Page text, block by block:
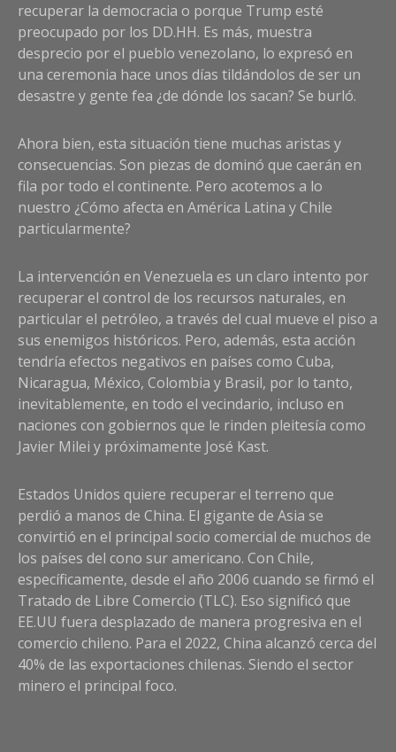
recuperar la democracia o porque Trump esté
preocupado por los DD.HH. Es más, muestra
desprecio por el pueblo venezolano, lo expresó en
una ceremonia hace unos días tildándolos de ser un
desastre y gente fea ¿de dónde los sacan? Se burló.
Ahora bien, esta situación tiene muchas aristas y
consecuencias. Son piezas de dominó que caerán en
fila por todo el continente. Pero acotemos a lo
nuestro ¿Cómo afecta en América Latina y Chile
particularmente?
La intervención en Venezuela es un claro intento por
recuperar el control de los recursos naturales, en
particular el petróleo, a través del cual mueve el piso a
sus enemigos históricos. Pero, además, esta acción
tendría efectos negativos en países como Cuba,
Nicaragua, México, Colombia y Brasil, por lo tanto,
inevitablemente, en todo el vecindario, incluso en
naciones con gobiernos que le rinden pleitesía como
Javier Milei y próximamente José Kast.
Estados Unidos quiere recuperar el terreno que
perdió a manos de China. El gigante de Asia se
convirtió en el principal socio comercial de muchos de
los países del cono sur americano. Con Chile,
específicamente, desde el año 2006 cuando se firmó el
Tratado de Libre Comercio (TLC). Eso significó que
EE.UU fuera desplazado de manera progresiva en el
comercio chileno. Para el 2022, China alcanzó cerca del
40% de las exportaciones chilenas. Siendo el sector
minero el principal foco.